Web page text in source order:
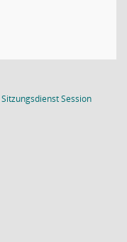
SitzungsdienstSession(Wird in